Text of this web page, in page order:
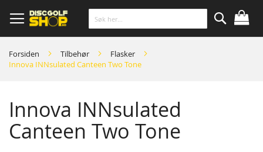
to
Content
Søk
Forsiden Tilbehør
Flasker
Innova INNsulated Canteen Two Tone
Innova INNsulated
Canteen Two Tone